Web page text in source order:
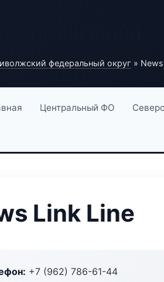
федеральный округ »
Центральный ФО
Link Line
+7 (962) 786-61-44